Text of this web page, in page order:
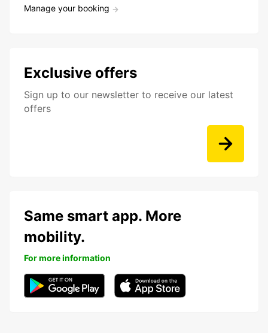
Manage your booking
Exclusive offers
Sign up to our newsletter to receive our latest
offers
Same smart app. More
mobility.
For more information